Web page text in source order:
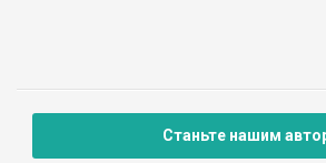
хрести, не схожі на хрести у сусідніх
Станьте нашим